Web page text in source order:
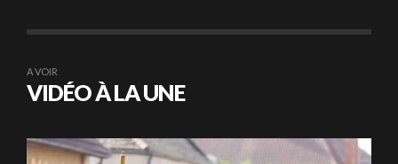
A VOIR
VIDÉO À LA UNE